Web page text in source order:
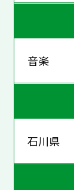
音楽
石川県